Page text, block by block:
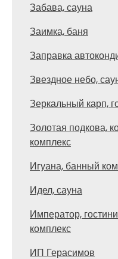
Забава, сауна
Заимка, баня
Заправка
Звездное небо,
Зеркальный карп,
Золотая подкова,
комплекс
Игуана, банный
Идел, сауна
Император,
комплекс
ИП Герасимов